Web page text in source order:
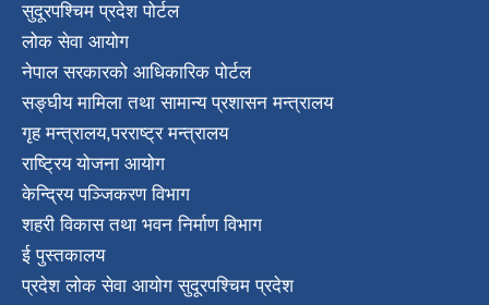
सुदूरपश्चिम प्रदेश पोर्टल
लोक सेवा आयोग
नेपाल सरकारको आधिकारिक पोर्टल
सङ्घीय मामिला तथा सामान्य प्रशासन मन्त्रालय
गृह मन्त्रालय,परराष्ट्र मन्त्रालय
राष्ट्रिय योजना आयोग
केन्द्रिय पञ्जिकरण विभाग
शहरी विकास तथा भवन निर्माण विभाग
ई पुस्तकालय
प्रदेश लोक सेवा आयोग सुदूरपश्चिम प्रदेश